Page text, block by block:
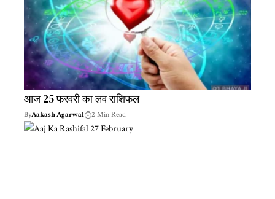
आज 25 फरवरी का लव राशिफल
ByAakash Agarwal 2 Min Read